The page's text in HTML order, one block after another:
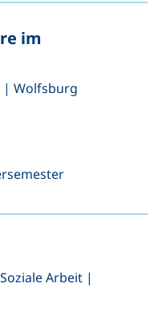
im
| Wolfsburg
Arbeit, |